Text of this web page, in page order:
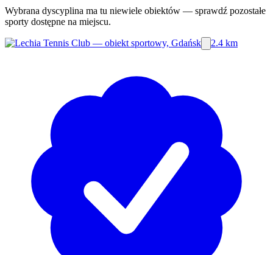
Wybrana dyscyplina ma tu niewiele obiektów — sprawdź pozostałe
sporty dostępne na miejscu.
2.4 km